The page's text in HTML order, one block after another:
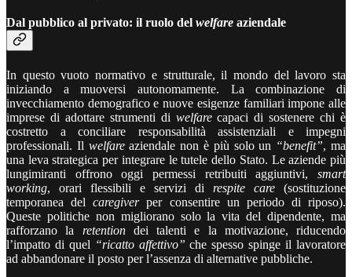
Dal pubblico al privato: il ruolo del welfare aziendale
In questo vuoto normativo e strutturale, il mondo del lavoro sta
iniziando a muoversi autonomamente. La combinazione di
invecchiamento demografico e nuove esigenze familiari impone alle
imprese di adottare strumenti di welfarecapaci di sostenere chi è
costretto a conciliare responsabilità assistenziali e impegni
professionali. Il welfareaziendale non è più solo un “benefit”, ma
una leva strategica per integrare le tutele dello Stato. Le aziende più
lungimiranti offrono oggi permessi retribuiti aggiuntivi, smart
working, orari flessibili e servizi di respite care (sostituzione
temporanea delcaregiverper consentire un periodo di riposo).
Queste politiche non migliorano solo la vita del dipendente, ma
rafforzano la retentiondei talenti e la motivazione, riducendo
l’impatto di quel “ricatto affettivo”che spesso spinge il lavoratore
ad abbandonare il posto per l’assenza di alternative pubbliche.